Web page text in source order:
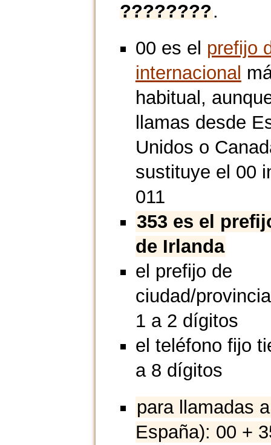
????????.
00 es el prefijo
internacional
habitual,
llamas desde
Unidos o
sustituye el 00
011
353 es el
de Irlanda
el prefijo de
ciudad/
1 a 2 dígitos
el teléfono fijo
a 8 dígitos
para llamadas
España): 00 +